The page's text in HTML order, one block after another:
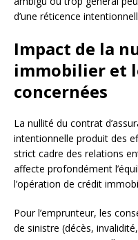
d’une réticence
Impact de la
immobilier et
concernées
La nullité du contrat
intentionnelle produit des
strict cadre des relations
affecte profondément
l’opération de crédit
Pour l’emprunteur, les
de sinistre (décès,